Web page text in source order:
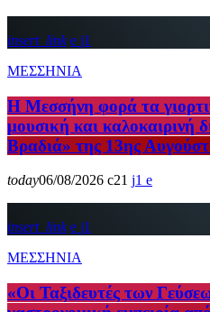
insert_link
1
ΜΕΣΣΗΝΙΑ
Η Μεσσήνη φορά τα
μουσική και καλοκαιρινή
Βραδιά» της 13ης
today06/08/2026 21 1
insert_link
1
ΜΕΣΣΗΝΙΑ
«Οι Ταξιδευτές των